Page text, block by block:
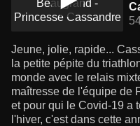
Jeune, jolie, rapide...
la petite pépite du
monde avec le relais
maîtresse de l'équipe de
et pour qui le Covid-19 a
l'hiver, c'est dans cette